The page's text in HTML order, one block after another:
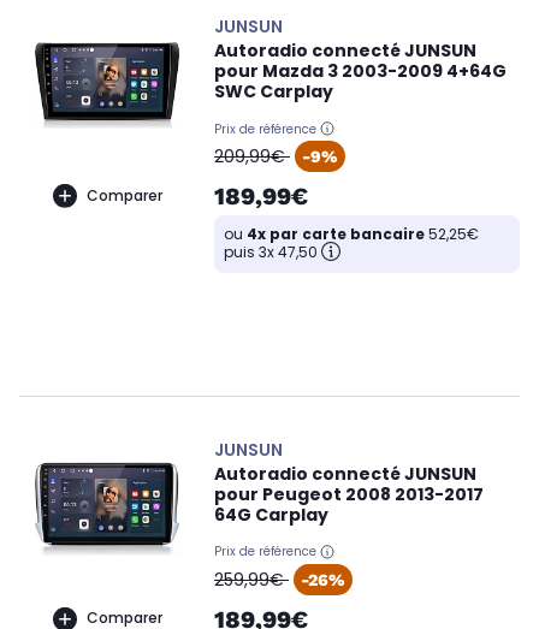
Comparer
JUNSUN
Autoradio connecté JUNSUN
pour Mazda 3 2003-2009 4+64G
SWC Carplay
Prix de référence
oldPrice
209,99€ -9%
189,99€
ou 4x par carte bancaire52,25€
puis 3x 47,50
Comparer
JUNSUN
Autoradio connecté JUNSUN
pour Peugeot 2008 2013-2017
64G Carplay
Prix de référence
oldPrice
259,99€ -26%
189,99€